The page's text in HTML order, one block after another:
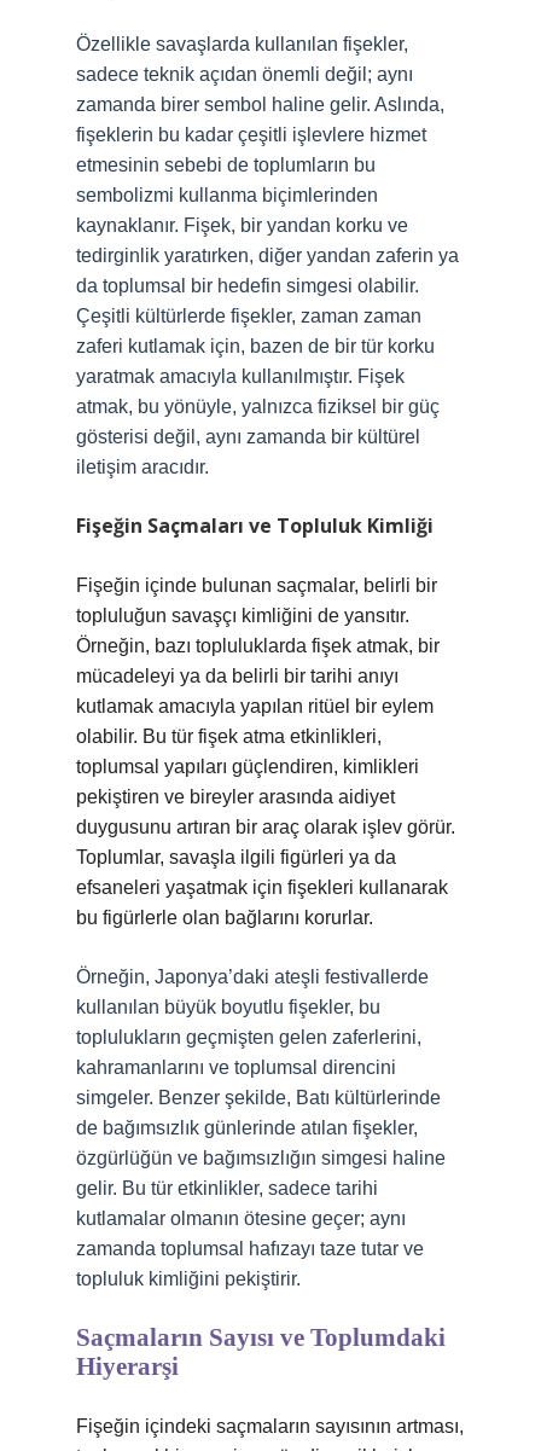
Özellikle savaşlarda kullanılan fişekler,
sadece teknik açıdan önemli değil; aynı
zamanda birer sembol haline gelir. Aslında,
fişeklerin bu kadar çeşitli işlevlere hizmet
etmesinin sebebi de toplumların bu
sembolizmi kullanma biçimlerinden
kaynaklanır. Fişek, bir yandan korku ve
tedirginlik yaratırken, diğer yandan zaferin ya
da toplumsal bir hedefin simgesi olabilir.
Çeşitli kültürlerde fişekler, zaman zaman
zaferi kutlamak için, bazen de bir tür korku
yaratmak amacıyla kullanılmıştır. Fişek
atmak, bu yönüyle, yalnızca fiziksel bir güç
gösterisi değil, aynı zamanda bir kültürel
iletişim aracıdır.
Fişeğin Saçmaları ve Topluluk Kimliği
Fişeğin içinde bulunan saçmalar, belirli bir
topluluğun savaşçı kimliğini de yansıtır.
Örneğin, bazı topluluklarda fişek atmak, bir
mücadeleyi ya da belirli bir tarihi anıyı
kutlamak amacıyla yapılan ritüel bir eylem
olabilir. Bu tür fişek atma etkinlikleri,
toplumsal yapıları güçlendiren, kimlikleri
pekiştiren ve bireyler arasında aidiyet
duygusunu artıran bir araç olarak işlev görür.
Toplumlar, savaşla ilgili figürleri ya da
efsaneleri yaşatmak için fişekleri kullanarak
bu figürlerle olan bağlarını korurlar.
Örneğin, Japonya’daki ateşli festivallerde
kullanılan büyük boyutlu fişekler, bu
toplulukların geçmişten gelen zaferlerini,
kahramanlarını ve toplumsal direncini
simgeler. Benzer şekilde, Batı kültürlerinde
de bağımsızlık günlerinde atılan fişekler,
özgürlüğün ve bağımsızlığın simgesi haline
gelir. Bu tür etkinlikler, sadece tarihi
kutlamalar olmanın ötesine geçer; aynı
zamanda toplumsal hafızayı taze tutar ve
topluluk kimliğini pekiştirir.
Saçmaların Sayısı ve Toplumdaki
Hiyerarşi
Fişeğin içindeki saçmaların sayısının artması,